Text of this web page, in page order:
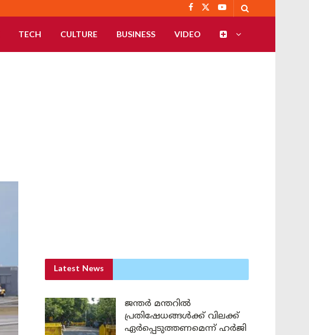
TECH CULTURE BUSINESS VIDEO
Latest News
ജന്തർ മന്തറിൽ
പ്രതിഷേധങ്ങൾക്ക് വിലക്ക്
ഏർപ്പെടുത്തണമെന്ന് ഹർജി